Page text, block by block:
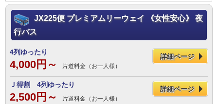
JX225便 プレミアムリーウェイ 《女性安心》 夜
行バス
4列ゆったり
4,000円～ 片道料金（お一人様）
詳細ページ
Ｊ得割 4列ゆったり
2,500円～ 片道料金（お一人様）
詳細ページ